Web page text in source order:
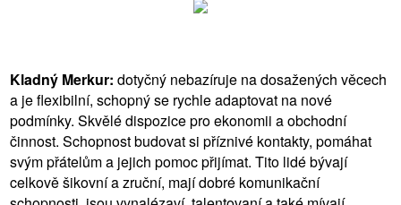
Kladný Merkur: dotyčný nebazíruje na dosažených věcech
a je flexibilní, schopný se rychle adaptovat na nové
podmínky. Skvělé dispozice pro ekonomii a obchodní
činnost. Schopnost budovat si příznivé kontakty, pomáhat
svým přátelům a jejich pomoc přijímat. Tito lidé bývají
celkově šikovní a zruční, mají dobré komunikační